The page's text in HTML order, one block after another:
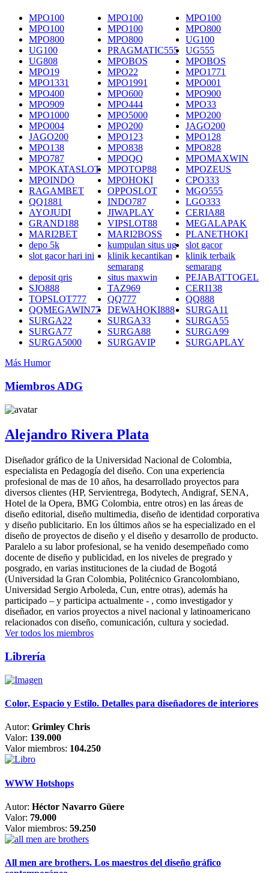
MPO100 MPO100
MPO100
MPO100
MPO100
MPO800
MPO800
MPO800
UG100
UG100
PRAGMATIC555
UG555
UG808
MPOBOS
MPOBOS
MPO19
MPO22
MPO1771
MPO1331
MPO1991
MPO001
MPO400
MPO600
MPO900
MPO909
MPO444
MPO33
MPO1000
MPO5000
MPO200
MPO004
MPO200
JAGO200
JAGO200
MPO123
MPO128
MPO138
MPO838
MPO828
MPO787
MPOQQ
MPOMAXWIN
MPOKATASLOT
MPOTOP88
MPOZEUS
MPOINDO
MPOHOKI
CPO333
RAGAMBET
OPPOSLOT
MGO555
QQ1881
INDO787
LGO333
AYOJUDI
JIWAPLAY
CERIA88
GRAND188
VIPSLOT88
MEGALAPAK
MARI2BET
MARI2BOSS
PLANETHOKI
depo 5k
kumpulan situs ug
slot gacor
slot gacor hari ini
klinik kecantikan
semarang
klinik terbaik
semarang
deposit qris
situs maxwin
PEJABATTOGEL
SJO888
TAZ969
CERI138
TOPSLOT777
QQ777
QQ888
QQMEGAWIN77
DEWAHOKI888
SURGA11
SURGA22
SURGA33
SURGA55
SURGA77
SURGA88
SURGA99
SURGA5000
SURGAVIP
SURGAPLAY
Más Humor
Miembros ADG
Alejandro Rivera Plata
Diseñador gráfico de la Universidad Nacional de Colombia,
especialista en Pedagogía del diseño. Con una experiencia
profesional de mas de 10 años, ha desarrollado proyectos para
diversos clientes (HP, Servientrega, Bodytech, Andigraf, SENA,
Hotel de la Opera, BMG Colombia, entre otros) en las áreas de
diseño editorial, diseño multimedia, diseño de identidad corporativa
y diseño publicitario. En los últimos años se ha especializado en el
diseño de proyectos de diseño y el diseño y desarrollo de producto.
Paralelo a su labor profesional, se ha venido desempeñado como
docente de diseño y publicidad, en los niveles de pregrado y
posgrado, en varias instituciones de la ciudad de Bogotá
(Universidad la Gran Colombia, Politécnico Grancolombiano,
Universidad Sergio Arboleda, Cun, entre otras), además ha
participado – y participa actualmente - , como investigador y
diseñador, en varios proyectos a nivel nacional y latinoamericano
relacionados con diseño, comunicación, cultura y sociedad.
Ver todos los miembros
Librería
Color, Espacio y Estilo. Detalles para diseñadores de interiores
Autor: Grimley Chris
Valor: 139.000
Valor miembros: 104.250
WWW Hotshops
Autor: Héctor Navarro Güere
Valor: 79.000
Valor miembros: 59.250
All men are brothers. Los maestros del diseño gráfico